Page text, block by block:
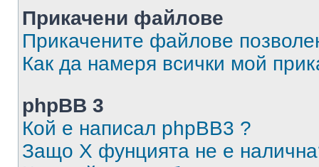
Прикачени файлове
Прикачените файлове
Как да намеря всички мой
phpBB 3
Кой е написал phpBB3 ?
Защо X фунцията не е